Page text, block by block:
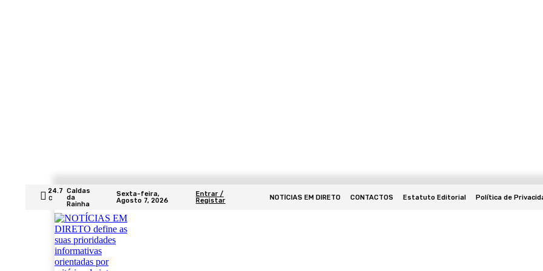
24.7
C
Caldas
da
Rainha
Sexta-feira,
Agosto 7, 2026
Entrar /
Registar
NOTÍCIAS EM DIRETO CONTACTOS Estatuto Editorial Política de